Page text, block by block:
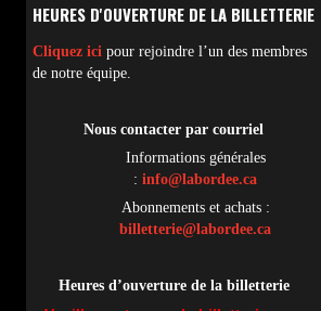
HEURES D'OUVERTURE DE LA BILLETTERIE
Cliquez ici pour rejoindre l’un des membres
de notre équipe.
Nous contacter par courriel
Informations générales
: info@labordee.ca
Abonnements et achats :
billetterie@labordee.ca
Heures d’ouverture de la billetterie